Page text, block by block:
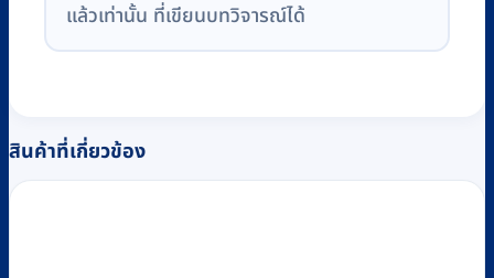
แล้วเท่านั้น ที่เขียนบทวิจารณ์ได้
สินค้าที่เกี่ยวข้อง